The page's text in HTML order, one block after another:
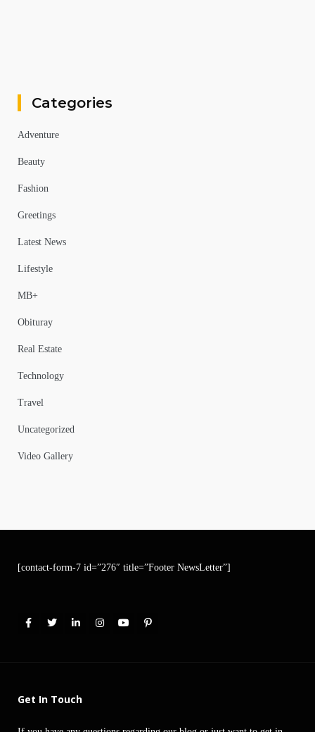
Categories
Adventure
Beauty
Fashion
Greetings
Latest News
Lifestyle
MB+
Obituray
Real Estate
Technology
Travel
Uncategorized
Video Gallery
[contact-form-7 id=”276″ title=”Footer NewsLetter”]
Get In Touch